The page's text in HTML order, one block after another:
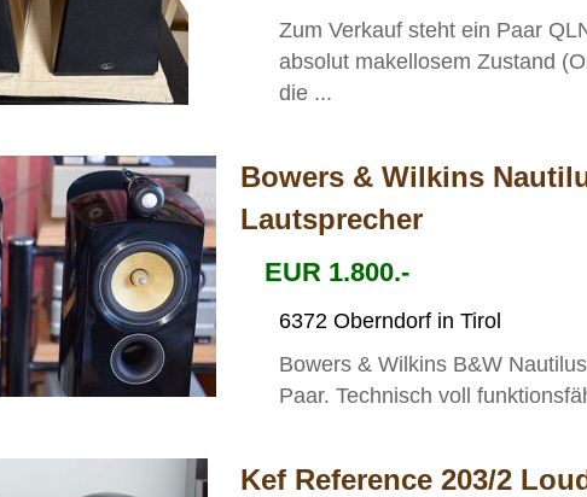
Zum Verkauf steht ein Paar
absolut makellosem Zustand
die ...
Bowers & Wilkins
Lautsprecher
EUR 1.800.-
6372 Oberndorf in Tirol
Bowers & Wilkins B&W
Paar. Technisch voll
Kef Reference 203/2